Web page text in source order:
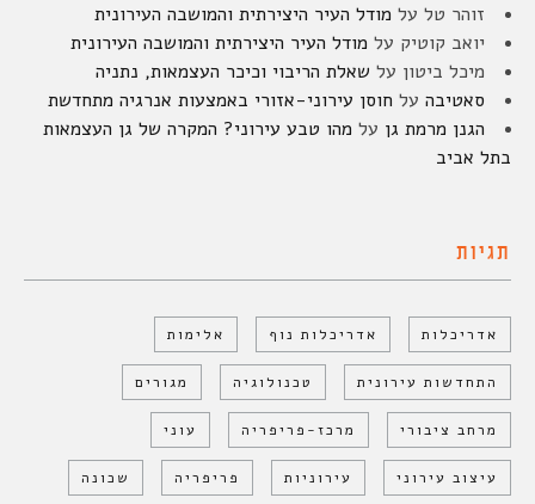
זוהר טל על מודל העיר היצירתית והמושבה העירונית
יואב קוטיק על מודל העיר היצירתית והמושבה העירונית
מיכל ביטון על שאלת הריבוי וכיכר העצמאות, נתניה
סאטיבה על חוסן עירוני-אזורי באמצעות אנרגיה מתחדשת
הגנן מרמת גן על מהו טבע עירוני? המקרה של גן העצמאות
בתל אביב
תגיות
אדריכלות אדריכלות נוף אלימות
התחדשות עירונית טכנולוגיה מגורים
מרחב ציבורי מרכז-פריפריה עוני
עיצוב עירוני עירוניות פריפריה שכונה